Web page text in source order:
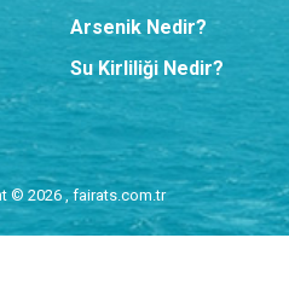
Arsenik Nedir?
Su Kirliliği Nedir?
© 2026 , fairats.com.tr